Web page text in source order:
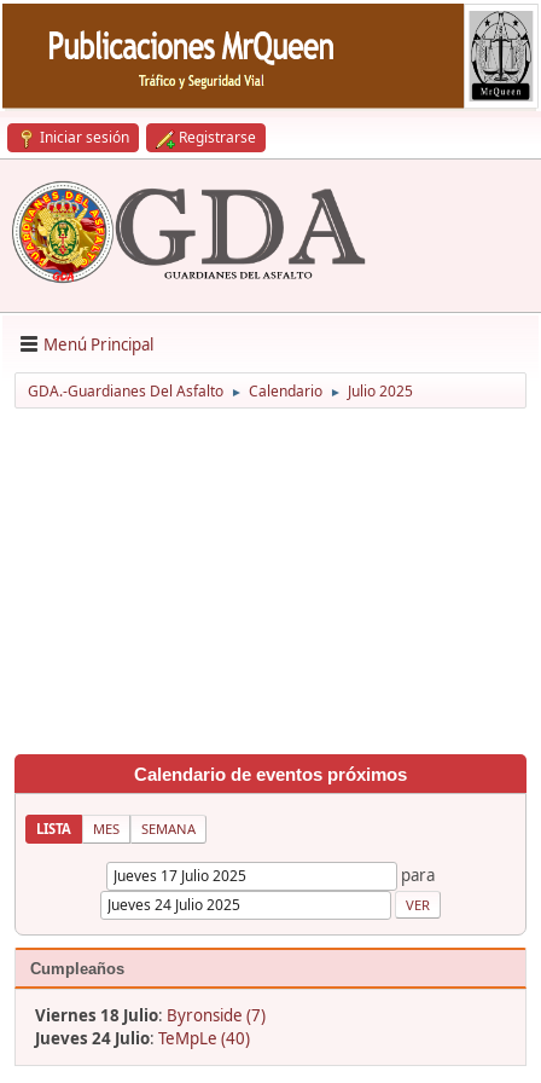
Iniciar sesión Registrarse
Menú Principal
GDA.-Guardianes Del Asfalto ► Calendario ► Julio 2025
Calendario de eventos próximos
LISTA MES SEMANA
para
Cumpleaños
Viernes 18 Julio: Byronside (7)
Jueves 24 Julio: TeMpLe (40)